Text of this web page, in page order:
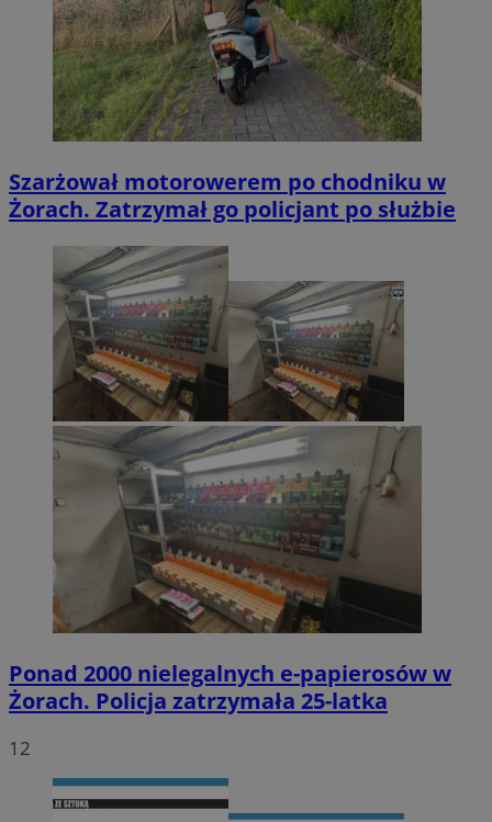
Szarżował motorowerem po chodniku w
Żorach. Zatrzymał go policjant po służbie
Ponad 2000 nielegalnych e-papierosów w
Żorach. Policja zatrzymała 25-latka
12